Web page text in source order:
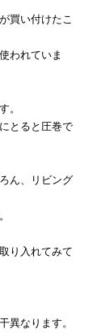
買い付けたこ
われていま
。
とると圧巻で
ん、リビング
り入れてみて
異なります。